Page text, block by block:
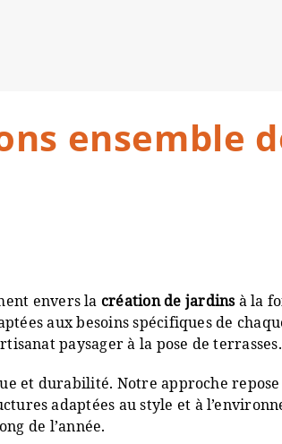
ensemble
envers lacréation de jardinsà la
aux besoins spécifiques de
paysager à la pose de terrasses.
et durabilité. Notre approche
adaptées au style et à
de l’année.